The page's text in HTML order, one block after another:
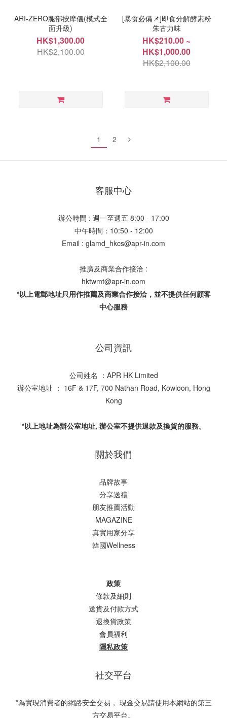
ARI-ZERO腿部按摩儀(模式全
面升級)
HK$1,300.00
HK$2,100.00
[暴食必備📌]即食分解酵素粉
朱古力味
HK$210.00 ~
HK$1,000.00
HK$2,100.00
1 2
客服中心
辦公時間 : 週一至週五 8:00 - 17:00
中午時間：10:50 - 12:00
Email : glamd_hkcs@apr-in.com
推廣及商業合作接洽 :
hktwmt@apr-in.com
*以上電郵地址只用作推薦及商業合作接洽，並不提供任何顧客
中心服務
公司資訊
公司姓名 ：APR HK Limited
辦公室地址 ： 16F & 17F, 700 Nathan Road, Kowloon, Hong
Kong
*以上地址為辦公室地址, 辦公室不提供退款及換貨的服務。
關於我們
品牌故事
分享送禮
朋友推薦活動
MAGAZINE
真實用家分享
韓國Wellness
政策
條款及細則
送貨及付款方式
退換貨政策
會員福利
隱私政策
社交平台
*為實現消費者的網路安全交易， 現金交易請使用本網站的第三
方交易平台。